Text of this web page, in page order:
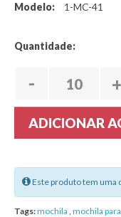
Modelo: 1-MC-41
Quantidade:
- +
ADICIONAR
Este produto tem uma
Tags:mochila , mochila